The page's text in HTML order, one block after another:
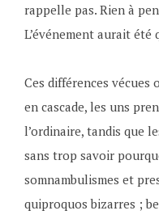
rappelle pas. Rien à
L’événement aurait été
Ces différences vécues
en cascade, les uns
l’ordinaire, tandis que
sans trop savoir
somnambulismes et
quiproquos bizarres ;